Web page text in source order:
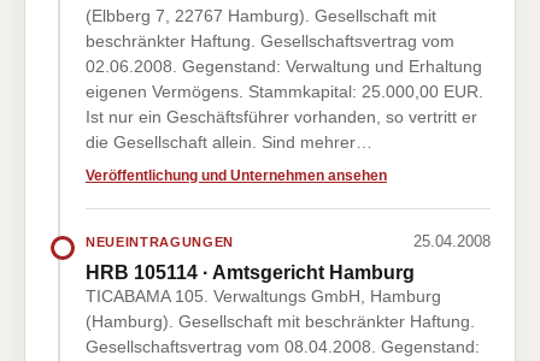
(Elbberg 7, 22767 Hamburg). Gesellschaft mit
beschränkter Haftung. Gesellschaftsvertrag vom
02.06.2008. Gegenstand: Verwaltung und Erhaltung
eigenen Vermögens. Stammkapital: 25.000,00 EUR.
Ist nur ein Geschäftsführer vorhanden, so vertritt er
die Gesellschaft allein. Sind mehrer…
Veröffentlichung und Unternehmen ansehen
NEUEINTRAGUNGEN 25.04.2008
HRB 105114 · Amtsgericht Hamburg
TICABAMA 105. Verwaltungs GmbH, Hamburg
(Hamburg). Gesellschaft mit beschränkter Haftung.
Gesellschaftsvertrag vom 08.04.2008. Gegenstand: